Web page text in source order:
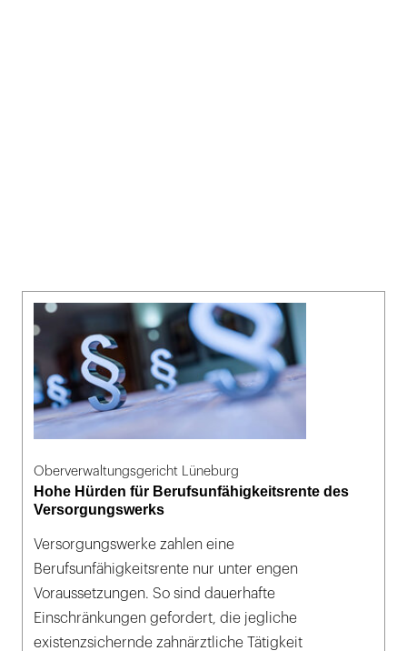
Oberverwaltungsgericht Lüneburg
Hohe Hürden für Berufsunfähigkeitsrente des
Versorgungswerks
Versorgungswerke zahlen eine
Berufsunfähigkeitsrente nur unter engen
Voraussetzungen. So sind dauerhafte
Einschränkungen gefordert, die jegliche
existenzsichernde zahnärztliche Tätigkeit